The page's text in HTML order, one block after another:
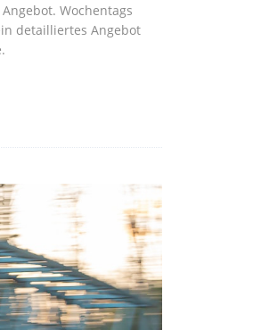
Wochentags
detailliertes Angebot